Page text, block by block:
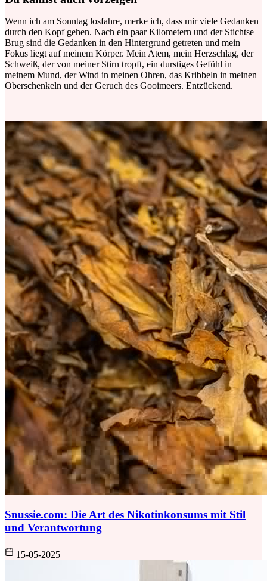
Wenn ich am Sonntag losfahre, merke ich, dass mir viele Gedanken
durch den Kopf gehen. Nach ein paar Kilometern und der Stichtse
Brug sind die Gedanken in den Hintergrund getreten und mein
Fokus liegt auf meinem Körper. Mein Atem, mein Herzschlag, der
Schweiß, der von meiner Stirn tropft, ein durstiges Gefühl in
meinem Mund, der Wind in meinen Ohren, das Kribbeln in meinen
Oberschenkeln und der Geruch des Gooimeers. Entzückend.
Snussie.com: Die Art des Nikotinkonsums mit Stil
und Verantwortung
15-05-2025